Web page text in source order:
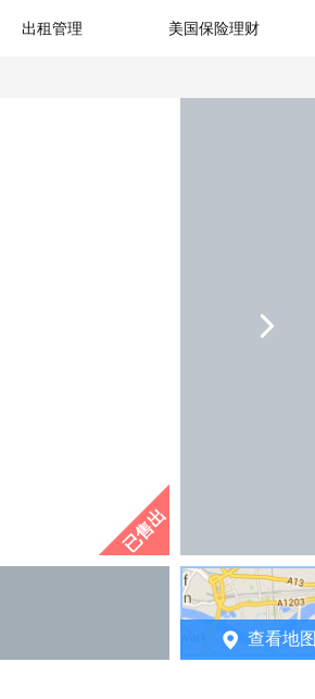
出租管理 美国保险理财
已售出
查看地